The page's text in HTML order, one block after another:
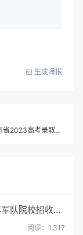
生成海报
重磅！湖南省2023高考录取分数线出炉
关于做好湖南省2025年军队院校招收普通高中毕业生政治考核工作的通知
阅读：1,317